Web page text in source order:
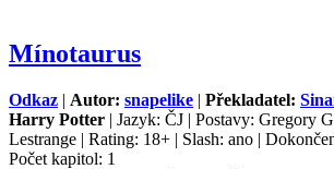
Mínotaurus
Odkaz | Autor: snapelike | Překladatel:
Harry Potter | Jazyk: ČJ | Postavy: Gregory
Lestrange | Rating: 18+ | Slash: ano |
Počet kapitol: 1